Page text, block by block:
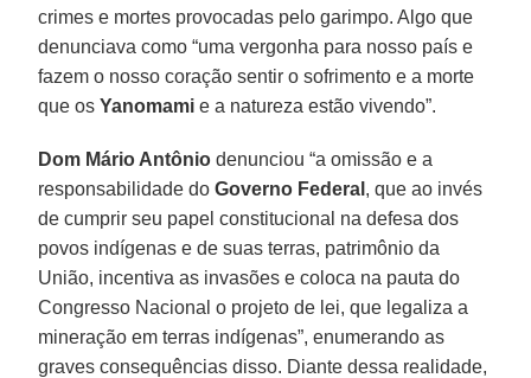
crimes e mortes provocadas pelo garimpo. Algo que
denunciava como “uma vergonha para nosso país e
fazem o nosso coração sentir o sofrimento e a morte
que osYanomami e a natureza estão vivendo”.
Dom Mário Antônio denunciou “a omissão e a
responsabilidade doGoverno Federal , que ao invés
de cumprir seu papel constitucional na defesa dos
povos indígenas e de suas terras, patrimônio da
União, incentiva as invasões e coloca na pauta do
Congresso Nacional o projeto de lei, que legaliza a
mineração em terras indígenas”, enumerando as
graves consequências disso. Diante dessa realidade,